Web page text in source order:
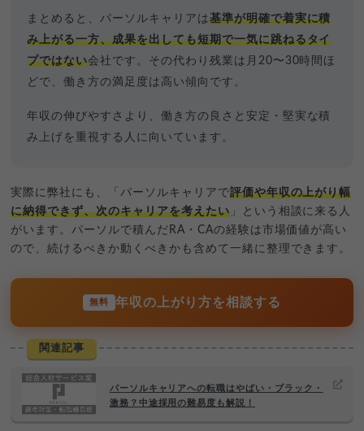
まとめると、パーソルキャリアは基準が明確で着実に積
み上がる一方、成果を出しても短期で一気に跳ねるタイ
プではない会社です。その代わり残業は月20〜30時間ほ
どで、働き方の満足度は高い傾向です。
年収の伸びやすさより、働き方の良さと安定・堅実な積
み上げを重視する人に向いています。
実際に弊社にも、「パーソルキャリアで評価や年収の上がり幅
に納得できず、次のキャリアを考えたい」という相談に来る人
がいます。パーソルで積んだRA・CAの経験は市場価値が高い
ので、続けるべきか動くべきかも含めて一緒に整理できます。
無料 年収の上がり方を相談する
関連記事
パーソルキャリアへの転職はやばい・ブラック・
激務？中途採用の難易度も解説！